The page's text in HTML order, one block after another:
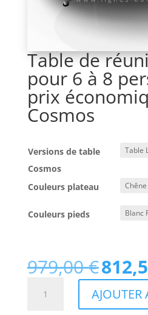
Table de
pour 6 à 8
prix
Cosmos
Versions de table
Cosmos
Couleurs plateau
Couleurs pieds
979,00€ Le
prix
initial
était :
AJOUTER